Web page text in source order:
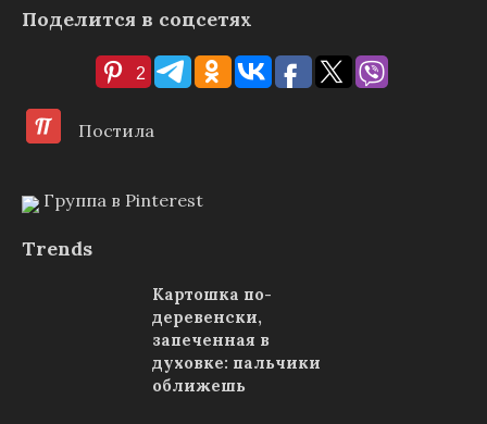
Поделится в соцсетях
2
Постила
Группа в Pinterest
Trends
Картошка по-
деревенски,
запеченная в
духовке: пальчики
оближешь